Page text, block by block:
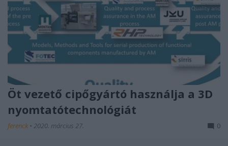
Öt vezető cipőgyártó használja a 3D
nyomtatótechnológiát
ferenck • 2020. március 27. 0